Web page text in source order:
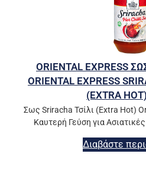
ORIENTAL EXPRESS
ORIENTAL EXPRESS
(EXTRA
Σως Sriracha Τσίλι (Extra Hot)
Καυτερή Γεύση για
Διαβάστε